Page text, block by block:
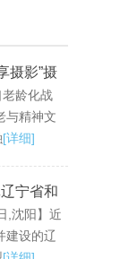
摄影”摄
举办，
画卷
龄化战
与精神文
[详细]
宁省和
模型创新
,沈阳】近
建设的辽